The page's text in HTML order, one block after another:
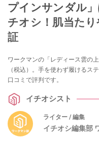
プインサンダル
チオシ！肌当た
証
ワークマンの「レディース雲の
（税込）。手を使わず履けるス
口コミで評判です。
イチオシスト
ライター / 編集
イチオシ編集部